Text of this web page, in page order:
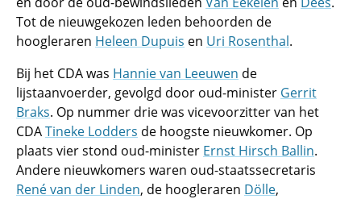
Tot de nieuwgekozen leden behoorden de
hoogleraren Heleen Dupuis en Uri Rosenthal.
Bij het CDA was Hannie van Leeuwen de
lijstaanvoerder, gevolgd door oud-minister Gerrit
Braks. Op nummer drie was vicevoorzitter van het
CDATineke Lodders de hoogste nieuwkomer. Op
plaats vier stond oud-minister Ernst Hirsch Ballin.
Andere nieuwkomers waren oud-staatssecretaris
René van der Linden, de hoogleraren Dölle,